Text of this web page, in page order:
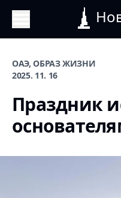
ОАЭ, ОБРАЗ ЖИЗНИ
2025. 11. 16
Праздник